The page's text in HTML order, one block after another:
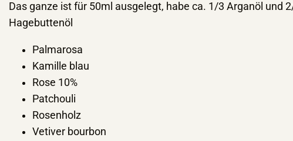
Das ganze ist für 50ml ausgelegt, habe ca. 1/3 Arganöl und
Hagebuttenöl
Palmarosa
Kamille blau
Rose 10%
Patchouli
Rosenholz
Vetiver bourbon